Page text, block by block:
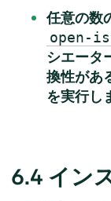
任意の数
open-
シエータ
換性があ
を実行し
6.4 イン